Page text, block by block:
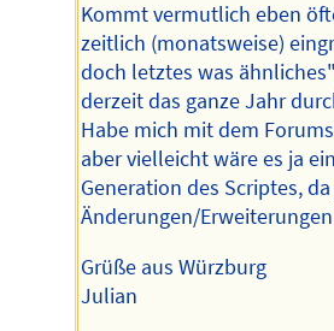
Kommt vermutlich eben
zeitlich (monatsweise)
doch letztes was
derzeit das ganze Jahr
Habe mich mit dem
aber vielleicht wäre es ja
Generation des Scriptes,
Änderungen/
Grüße aus Würzburg
Julian